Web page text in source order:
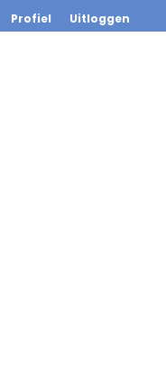
Profiel Uitloggen